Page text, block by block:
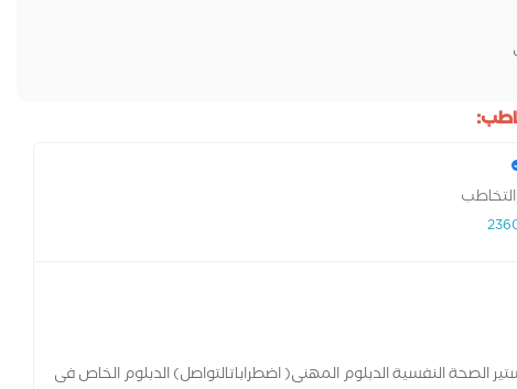
الصحة النفسية الدبلوم المهنى( اضطراباتالتواصل) الدبلوم الخاص فى